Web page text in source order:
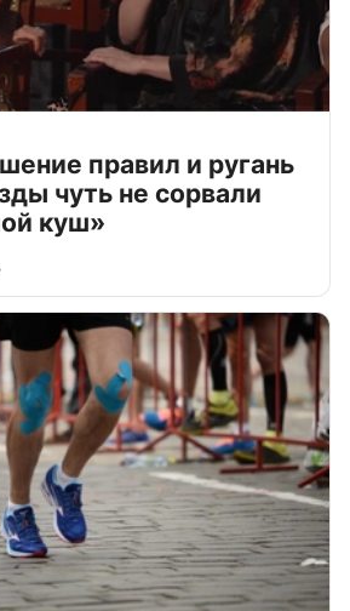
правил и ругань
чуть не сорвали
куш»